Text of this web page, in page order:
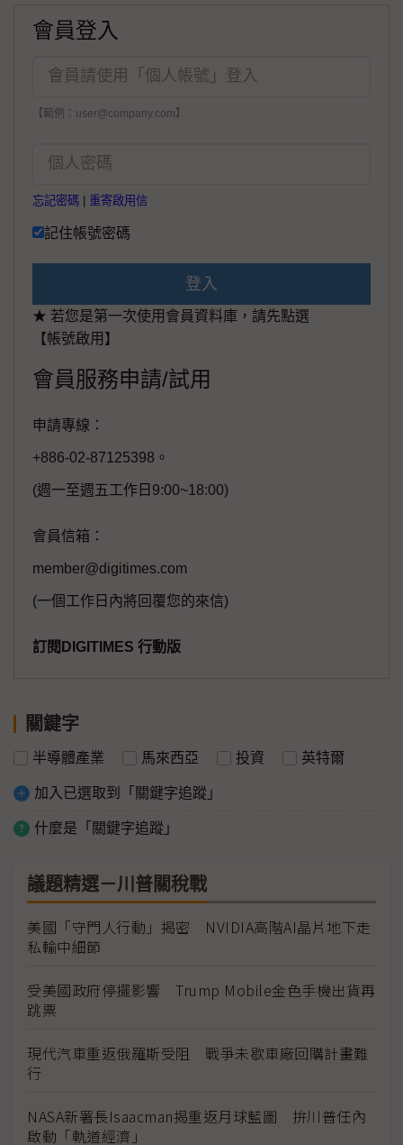
會員登入
【範例：user@company.com】
忘記密碼 重寄啟用信
記住帳號密碼
登入
★ 若您是第一次使用會員資料庫，請先點選
【帳號啟用】
會員服務申請/試用
申請專線：
+886-02-87125398。
(週一至週五工作日9:00~18:00)
會員信箱：
member@digitimes.com
(一個工作日內將回覆您的來信)
訂閱DIGITIMES 行動版
關鍵字
半導體產業 馬來西亞 投資 英特爾
加入已選取到「關鍵字追蹤」
什麼是「關鍵字追蹤」
議題精選－川普關稅戰
美國「守門人行動」揭密 NVIDIA高階AI晶片地下走
私輸中細節
受美國政府停擺影響 Trump Mobile金色手機出貨再
跳票
現代汽車重返俄羅斯受阻 戰爭未歇車廠回購計畫難
行
NASA新署長Isaacman揭重返月球藍圖 拚川普任內
啟動「軌道經濟」